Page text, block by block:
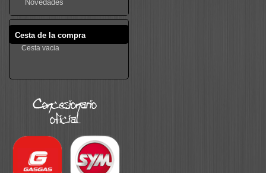
Novedades
Cesta de la compra
Cesta vacia